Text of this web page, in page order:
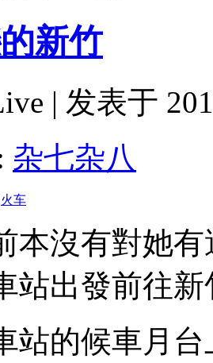
新竹
| 发表于
杂七杂八
火车
本沒有對她
站出發前往
站的候車月